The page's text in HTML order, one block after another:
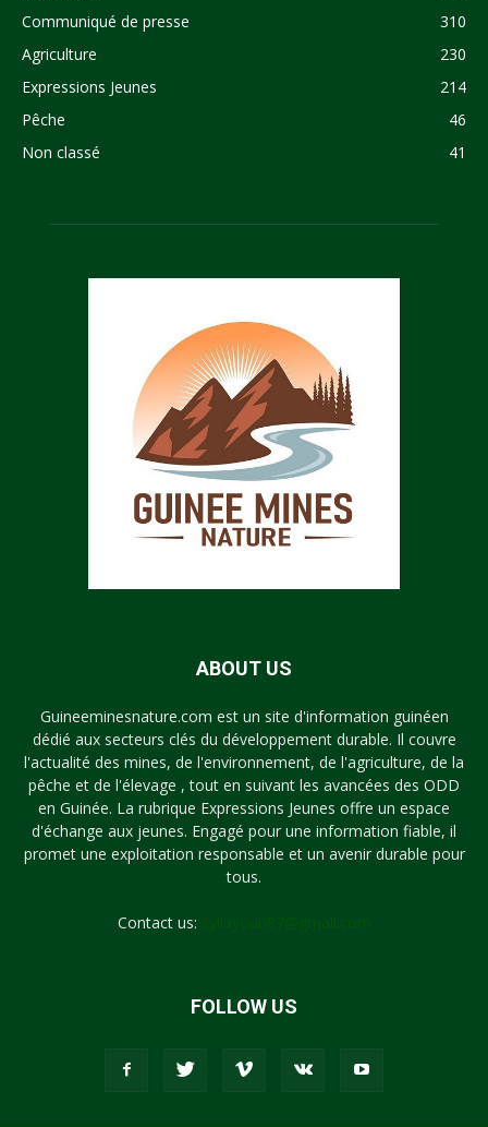
Communiqué de presse
310
Agriculture
230
Expressions Jeunes
214
Pêche
46
Non classé
41
ABOUT US
Guineeminesnature.com est un site d'information guinéen
dédié aux secteurs clés du développement durable. Il couvre
l'actualité des mines, de l'environnement, de l'agriculture, de la
pêche et de l'élevage , tout en suivant les avancées des ODD
en Guinée. La rubrique Expressions Jeunes offre un espace
d'échange aux jeunes. Engagé pour une information fiable, il
promet une exploitation responsable et un avenir durable pour
tous.
Contact us:
FOLLOW US